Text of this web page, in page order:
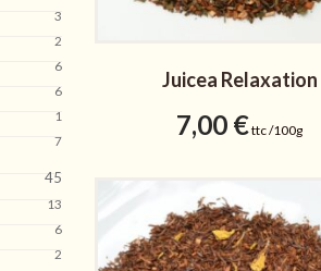
3
2
6
6
1
7
45
13
6
2
Juicea Relaxation
7,00 €ttc /100g